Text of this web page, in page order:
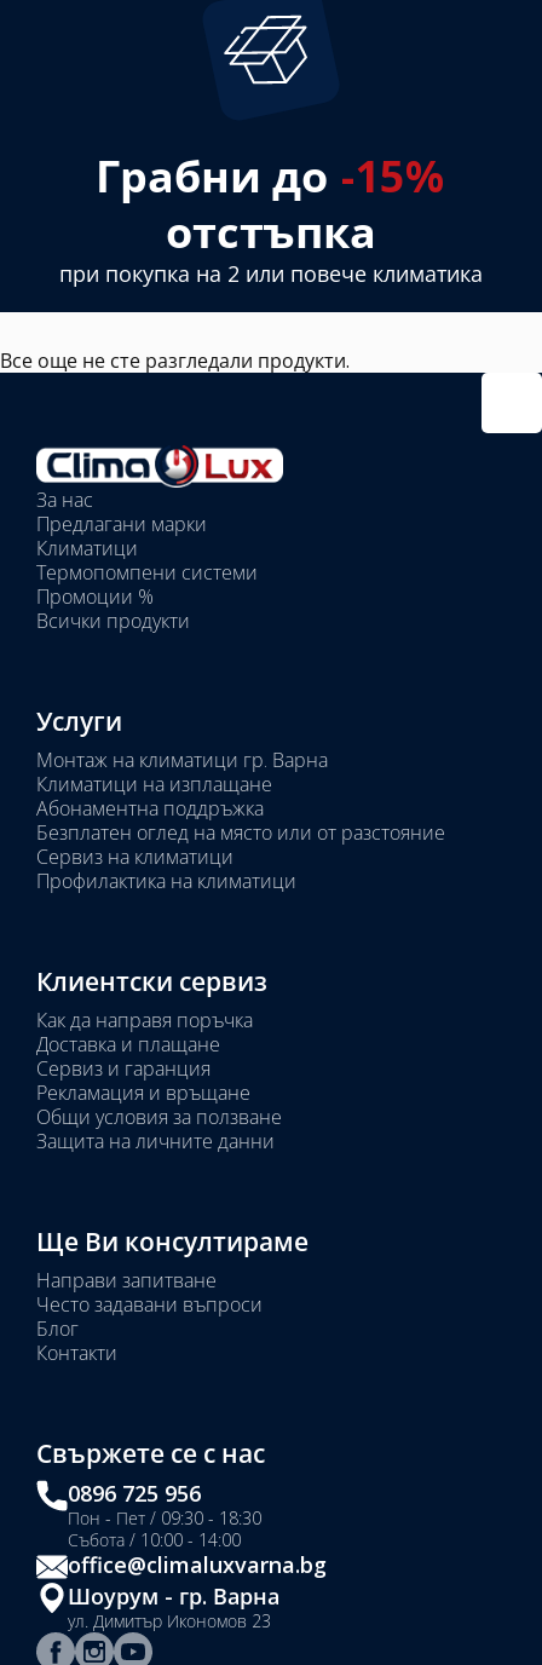
Грабни до -15%
отстъпка
при покупка на 2 или повече климатика
Все още не сте разгледали продукти.
За нас
Предлагани марки
Климатици
Термопомпени системи
Промоции %
Всички продукти
Услуги
Монтаж на климатици гр. Варна
Климатици на изплащане
Абонаментна поддръжка
Безплатен оглед на място или от разстояние
Сервиз на климатици
Профилактика на климатици
Клиентски сервиз
Как да направя поръчка
Доставка и плащане
Сервиз и гаранция
Рекламация и връщане
Общи условия за ползване
Защита на личните данни
Ще Ви консултираме
Направи запитване
Често задавани въпроси
Блог
Контакти
Свържете се с нас
0896 725 956
Пон - Пет / 09:30 - 18:30
Събота / 10:00 - 14:00
office@climaluxvarna.bg
Шоурум - гр. Варна
ул. Димитър Икономов 23